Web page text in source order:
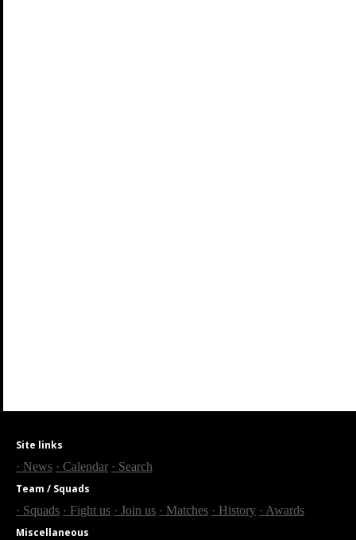
Site links
· News · Calendar · Search
Team / Squads
· Squads · Fight us · Join us · Matches · History · Awards
Miscellaneous